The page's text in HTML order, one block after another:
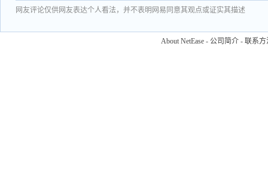
网友评论仅供网友表达个人看法，并不表明网易同意其观点或证实其描述
About NetEase - 公司简介 - 联系方